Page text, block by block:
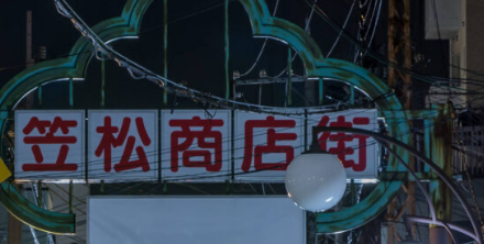
下町ならではの家みたいな店を紹介する記事
です
Shitamachi Chemistry
下町の「あの人」×「あの人」の科学反応を楽し
む企画です